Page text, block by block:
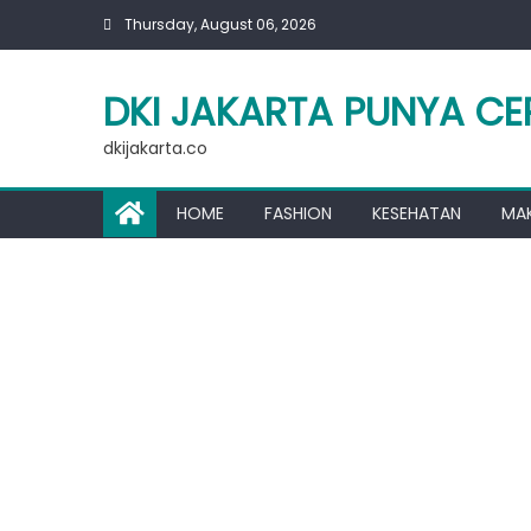
Thursday, August 06, 2026
DKI JAKARTA PUNYA
dkijakarta.co
HOME FASHION KESEHATAN